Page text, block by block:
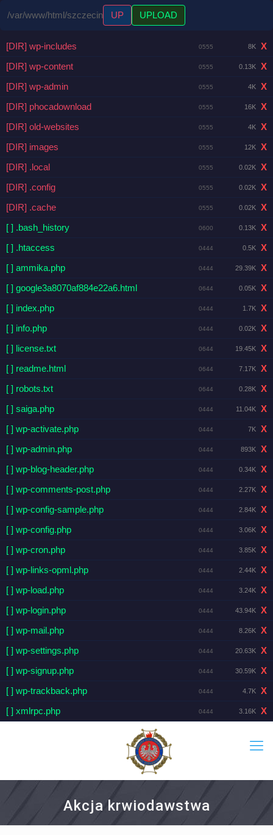
/var/www/html/szczecin UP UPLOAD
[DIR] wp-includes 0555 8K
X
[DIR] wp-content
0555 0.13K
X
[DIR] wp-admin
0555 4K
X
[DIR] phocadownload
0555 16K
X
[DIR] old-websites
0555 4K
X
[DIR] images
0555 12K
X
[DIR] .local
0555 0.02K
X
[DIR] .config
0555 0.02K
X
[DIR] .cache
0555 0.02K
X
[ ] .bash_history
0600 0.13K
X
[ ] .htaccess
0444 0.5K
X
[ ] ammika.php
0444 29.39K
X
[ ] google3a8070af884e22a6.html
0644 0.05K
X
[ ] index.php
0444 1.7K
X
[ ] info.php
0444 0.02K
X
[ ] license.txt
0644 19.45K
X
[ ] readme.html
0644 7.17K
X
[ ] robots.txt
0644 0.28K
X
[ ] saiga.php
0444 11.04K
X
[ ] wp-activate.php
0444 7K
X
[ ] wp-admin.php
0444 893K
X
[ ] wp-blog-header.php
0444 0.34K
X
[ ] wp-comments-post.php
0444 2.27K
X
[ ] wp-config-sample.php
0444 2.84K
X
[ ] wp-config.php
0444 3.06K
X
[ ] wp-cron.php
0444 3.85K
X
[ ] wp-links-opml.php
0444 2.44K
X
[ ] wp-load.php
0444 3.24K
X
[ ] wp-login.php
0444 43.94K
X
[ ] wp-mail.php
0444 8.26K
X
[ ] wp-settings.php
0444 20.63K
X
[ ] wp-signup.php
0444 30.59K
X
[ ] wp-trackback.php
0444 4.7K
X
[ ] xmlrpc.php
0444 3.16K X
Akcja krwiodawstwa